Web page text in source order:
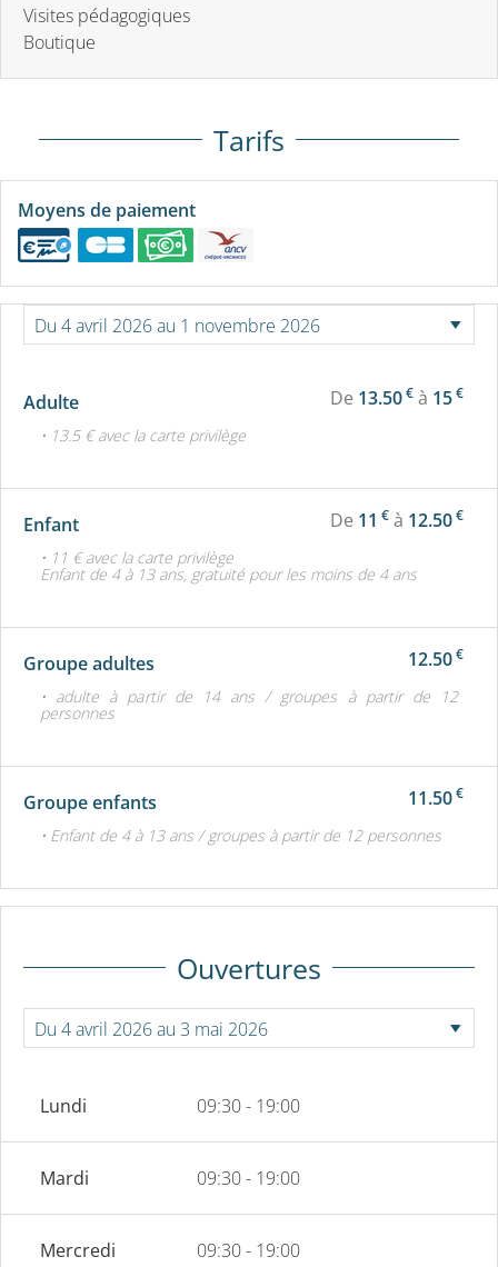
Visites pédagogiques
Boutique
Tarifs
Moyens de paiement
Adulte De 13.50€ à 15€
• 13.5 € avec la carte privilège
Enfant De 11 € à 12.50€
• 11 € avec la carte privilège
Enfant de 4 à 13 ans, gratuité pour les moins de 4 ans
Groupe adultes 12.50€
• adulte à partir de 14 ans / groupes à partir de 12
personnes
Groupe enfants 11.50€
• Enfant de 4 à 13 ans / groupes à partir de 12 personnes
Ouvertures
Lundi 09:30 - 19:00
Mardi 09:30 - 19:00
Mercredi 09:30 - 19:00